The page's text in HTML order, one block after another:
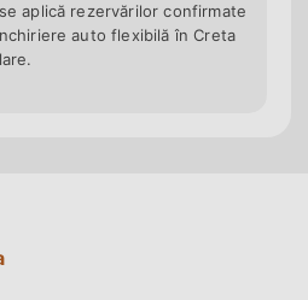
birou. Rezervare online în
în 5 limbi (română, engleză,
aplică rezervărilor confirmate
auto flexibilă în Creta